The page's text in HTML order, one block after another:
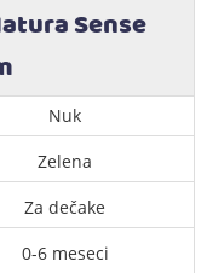
Sense
Nuk
Zelena
Za dečake
0-6 meseci